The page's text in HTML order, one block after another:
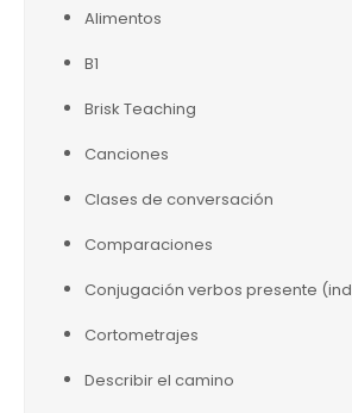
Alimentos
B1
Brisk Teaching
Canciones
Clases de conversación
Comparaciones
Conjugación verbos presente
Cortometrajes
Describir el camino